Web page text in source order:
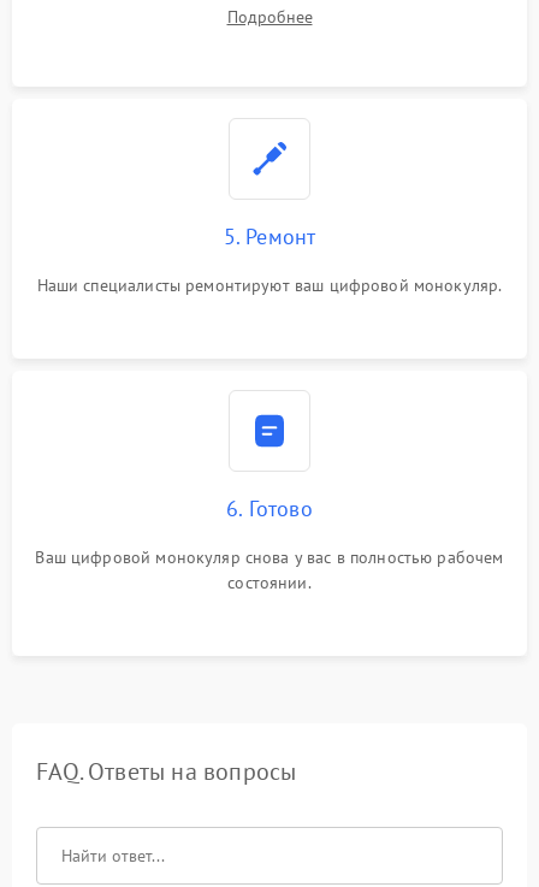
Подробнее
5. Ремонт
Наши специалисты ремонтируют ваш цифровой монокуляр.
6. Готово
Ваш цифровой монокуляр снова у вас в полностью рабочем
состоянии.
FAQ. Ответы на вопросы